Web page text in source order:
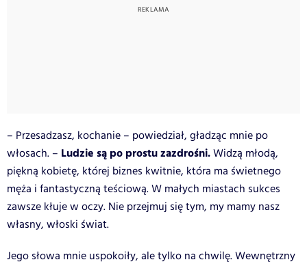
– Przesadzasz, kochanie – powiedział, gładząc mnie po
włosach. – Ludzie są po prostu zazdrośni.Widzą młodą,
piękną kobietę, której biznes kwitnie, która ma świetnego
męża i fantastyczną teściową. W małych miastach sukces
zawsze kłuje w oczy. Nie przejmuj się tym, my mamy nasz
własny, włoski świat.
Jego słowa mnie uspokoiły, ale tylko na chwilę. Wewnętrzny